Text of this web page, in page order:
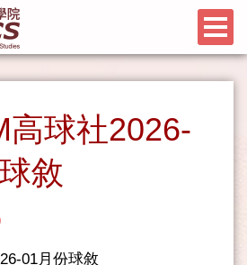
高球社2026-
敘
01月份球敘